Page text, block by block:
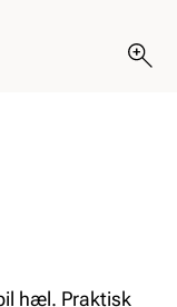
hæl. Praktisk